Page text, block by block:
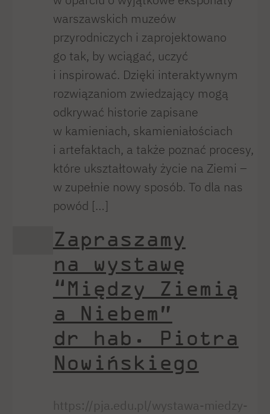
warszawskich muzeów
przyrodniczych i zaprojektowano
go tak, by wciągać, uczyć
i inspirować. Dzięki interaktywnym
rozwiązaniom zwiedzający mogą
odkrywać historie zapisane
w kamieniach, skamieniałościach
i artefaktach, a także poznać procesy,
które ukształtowały życie na Ziemi –
w zupełnie nowy sposób. To dla nas
powód […]
Zapraszamy
na wystawę
“Między Ziemią
a Niebem”
dr hab. Piotra
Nowińskiego
https://pja.edu.pl/wystawa-miedzy-